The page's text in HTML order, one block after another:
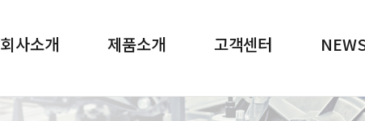
회사소개 제품소개 고객센터